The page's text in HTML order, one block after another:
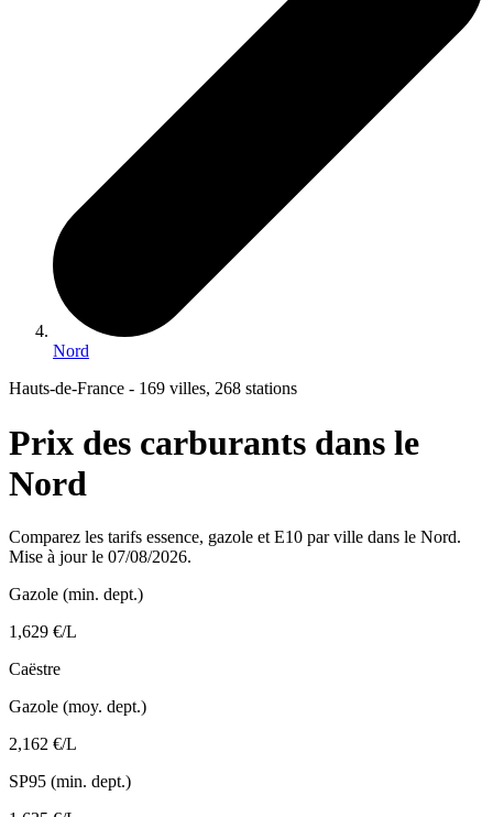
Nord
Hauts-de-France - 169 villes, 268 stations
Prix des carburants dans le
Nord
Comparez les tarifs essence, gazole et E10 par ville dans le Nord.
Mise à jour le 07/08/2026.
Gazole (min. dept.)
1,629 €/L
Caëstre
Gazole (moy. dept.)
2,162 €/L
SP95 (min. dept.)